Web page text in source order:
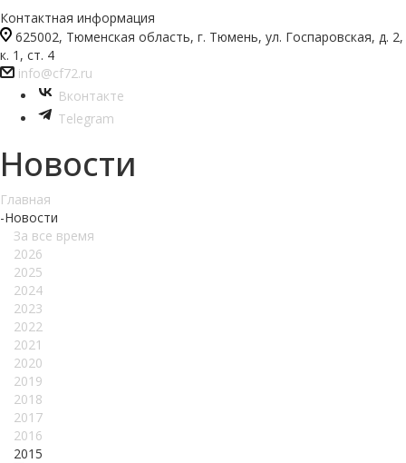
Контактная информация
625002, Тюменская область, г. Тюмень, ул. Госпаровская, д. 2,
к. 1, ст. 4
info@cf72.ru
Вконтакте
Telegram
Новости
Главная
-Новости
За все время
2026
2025
2024
2023
2022
2021
2020
2019
2018
2017
2016
2015